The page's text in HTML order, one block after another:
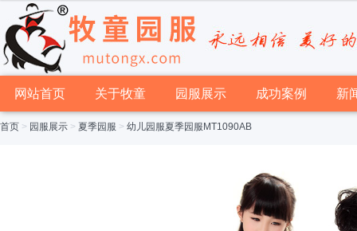
网站首页 关于牧童 园服展示 成功案例 新
首页 > 园服展示 > 夏季园服 > 幼儿园服夏季园服MT1090AB